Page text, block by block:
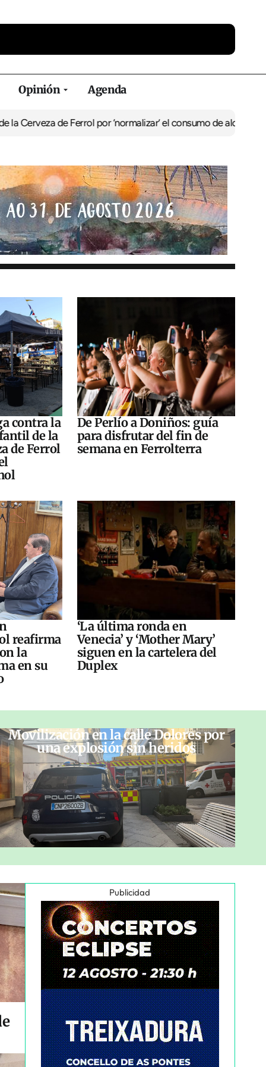
Opinión Agenda
Ferrol por ‘normalizar’ el consumo de alcoholDe Perlío a
contra la
de la
de Ferrol
De Perlío a Doniños: guía
para disfrutar del fin de
semana en Ferrolterra
reafirma
la
en su
‘La última ronda en
Venecia’ y ‘Mother Mary’
siguen en la cartelera del
Duplex
Movilización en la calle Dolores por
una explosión sin heridos
Publicidad